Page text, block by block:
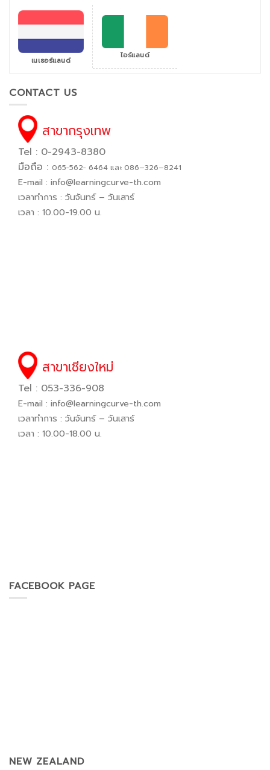
เนเธอร์แลนด์ ไอร์แลนด์
CONTACT US
สาขากรุงเทพ
Tel : 0-2943-8380
มือถือ : 065−562− 6464 และ 086–326–8241
E-mail : info@learningcurve-th.com
เวลาทำการ : วันจันทร์ – วันเสาร์
เวลา : 10.00-19.00 น.
สาขาเชียงใหม่
Tel : 053-336-908
E-mail : info@learningcurve-th.com
เวลาทำการ : วันจันทร์ – วันเสาร์
เวลา : 10.00-18.00 น.
FACEBOOK PAGE
NEW ZEALAND